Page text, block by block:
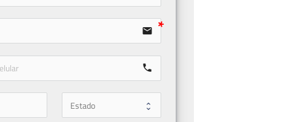
email
call